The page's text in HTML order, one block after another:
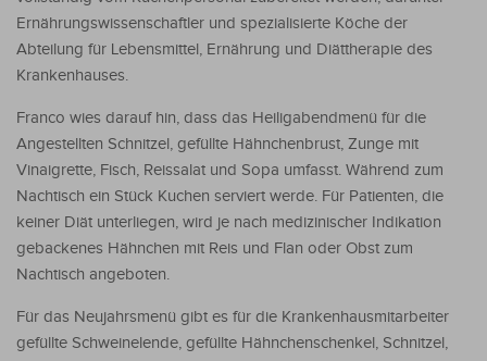
Ernährungswissenschaftler und spezialisierte Köche der
Abteilung für Lebensmittel, Ernährung und Diättherapie des
Krankenhauses.
Franco wies darauf hin, dass das Heiligabendmenü für die
Angestellten Schnitzel, gefüllte Hähnchenbrust, Zunge mit
Vinaigrette, Fisch, Reissalat und Sopa umfasst. Während zum
Nachtisch ein Stück Kuchen serviert werde. Für Patienten, die
keiner Diät unterliegen, wird je nach medizinischer Indikation
gebackenes Hähnchen mit Reis und Flan oder Obst zum
Nachtisch angeboten.
Für das Neujahrsmenü gibt es für die Krankenhausmitarbeiter
gefüllte Schweinelende, gefüllte Hähnchenschenkel, Schnitzel,